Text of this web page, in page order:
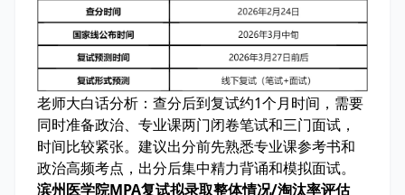
老师大白话分析： 查分后到复试约1个月时间，需要
同时准备政治、专业课两门闭卷笔试和三门面试，
时间比较紧张。建议出分前先熟悉专业课参考书和
政治高频考点，出分后集中精力背诵和模拟面试。
滨州医学院MPA复试拟录取整体情况/淘汰率评估